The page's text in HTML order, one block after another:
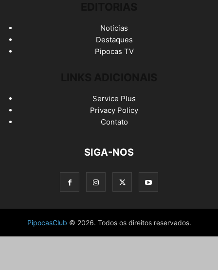
Noticias
Destaques
Pipocas TV
Service Plus
Privacy Policy
Contato
SIGA-NOS
PipocasClub © 2026. Todos os direitos reservados.